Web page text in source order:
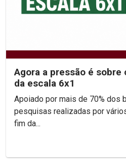
Agora a pressão é
da escala 6x1
Apoiado por mais de 70% dos
pesquisas realizadas por
fim da...